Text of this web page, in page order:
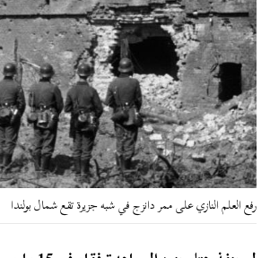
رفع العلم النازي على ممر دانزج في شبه جزيرة تقع شمال بولندا